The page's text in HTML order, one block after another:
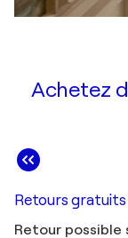
Achetez
Retours gratuits
Retour possible